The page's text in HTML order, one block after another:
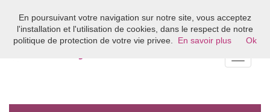
Bienvenue sur l'annuaire du coaching en France
En poursuivant votre navigation sur notre site, vous acceptez
l'installation et l'utilisation de cookies, dans le respect de notre
politique de protection de votre vie privee.
En savoir plus Ok